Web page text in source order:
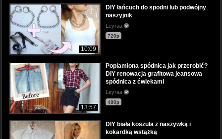
10:09
DIY łańcuch do spodni lub podwójny
naszyjnik
Leyraa
720p
13:57
Poplamiona spódnica jak przerobić?
DIY renowacja grafitowa jeansowa
spódnica z ćwiekami
Leyraa
480p
DIY biała koszula z naszywką i
kokardką wstążką